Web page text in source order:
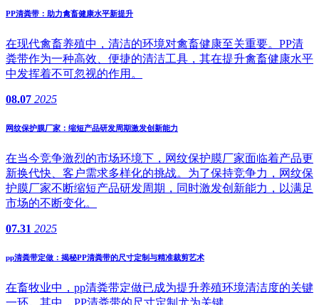
PP清粪带：助力禽畜健康水平新提升
在现代禽畜养殖中，清洁的环境对禽畜健康至关重要。PP清
粪带作为一种高效、便捷的清洁工具，其在提升禽畜健康水平
中发挥着不可忽视的作用。
08.07 2025
网纹保护膜厂家：缩短产品研发周期激发创新能力
在当今竞争激烈的市场环境下，网纹保护膜厂家面临着产品更
新换代快、客户需求多样化的挑战。为了保持竞争力，网纹保
护膜厂家不断缩短产品研发周期，同时激发创新能力，以满足
市场的不断变化。
07.31 2025
pp清粪带定做：揭秘PP清粪带的尺寸定制与精准裁剪艺术
在畜牧业中，pp清粪带定做已成为提升养殖环境清洁度的关键